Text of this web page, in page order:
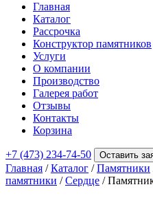
Главная
Каталог
Рассрочка
Конструктор памятников
Услуги
О компании
Производство
Галерея работ
Отзывы
Контакты
Корзина
+7 (473) 234-74-50 Оставить
Главная /Каталог /Памятники
памятники /Сердце /